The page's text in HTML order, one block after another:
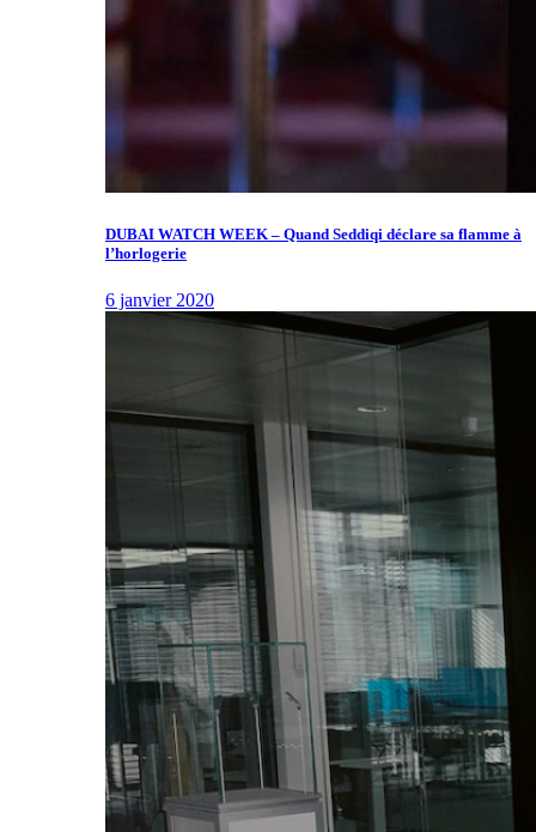
DUBAI WATCH WEEK – Quand Seddiqi déclare sa flamme à
l’horlogerie
6 janvier 2020